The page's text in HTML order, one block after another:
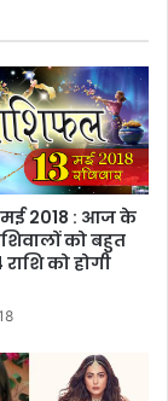
मई 2018 : आज के
को बहुत
को होगी